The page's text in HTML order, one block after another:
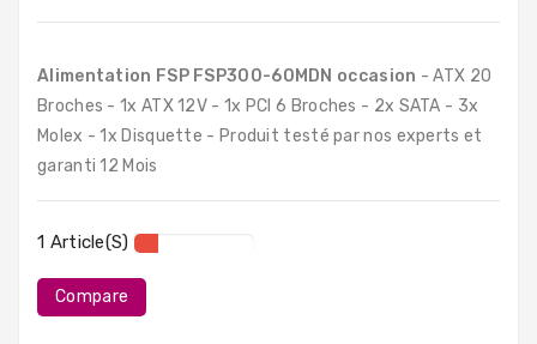
Composants
Composants
PC
Destockage
Alimentation FSP FSP300-60MDN occasion - ATX 20
Broches - 1x ATX 12V - 1x PCI 6 Broches - 2x SATA - 3x
Molex - 1x Disquette - Produit testé par nos experts et
garanti 12 Mois
1 Article(s)
Compare